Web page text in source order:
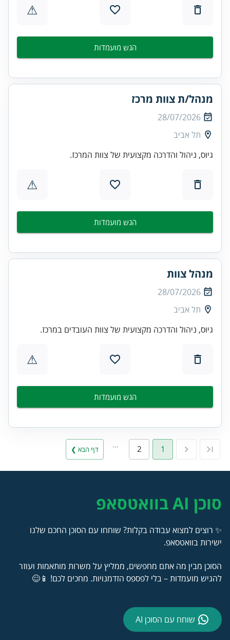
⚠
הגש מועמדות
מנהל/ת צוות מרכז
28/07/2026
תל אביב
גיוס, ניהול והדרכה מקצועית של צוות המרכז.
⚠
הגש מועמדות
מנהל צוות
28/07/2026
תל אביב
גיוס, ניהול והדרכה מקצועית של צוות העובדים במרכז.
⚠
הגש מועמדות
1
2 דף הבא ❯
סוכן AI בוואטסאפ
✨ רוצים למצוא עבודה בקלות? שוחחו עם הסוכן החכם שלנו
ישירות בוואטסאפ.
הסוכן מבין מה אתם מחפשים, ממליץ על משרות מותאמות ועוזר
להגיש מועמדות – בלי לפספס הזדמנויות. מחכים לכם! 📱😊
שוחח עם הסוכן AI